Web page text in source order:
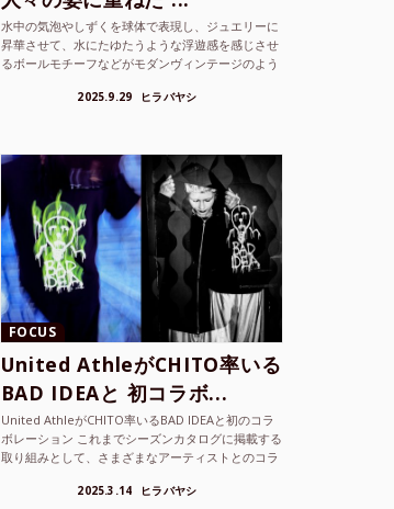
水中の気泡やしずくを球体で表現し、ジュエリーに
昇華させて、水にたゆたうような浮遊感を感じさせ
るボールモチーフなどがモダンヴィンテージのよう
2025.9.29 ヒラバヤシ
FOCUS
United AthleがCHITO率いる
BAD IDEAと 初コラボ...
United AthleがCHITO率いるBAD IDEAと初のコラ
ボレーション これまでシーズンカタログに掲載する
取り組みとして、さまざまなアーティストとのコラ
2025.3.14 ヒラバヤシ